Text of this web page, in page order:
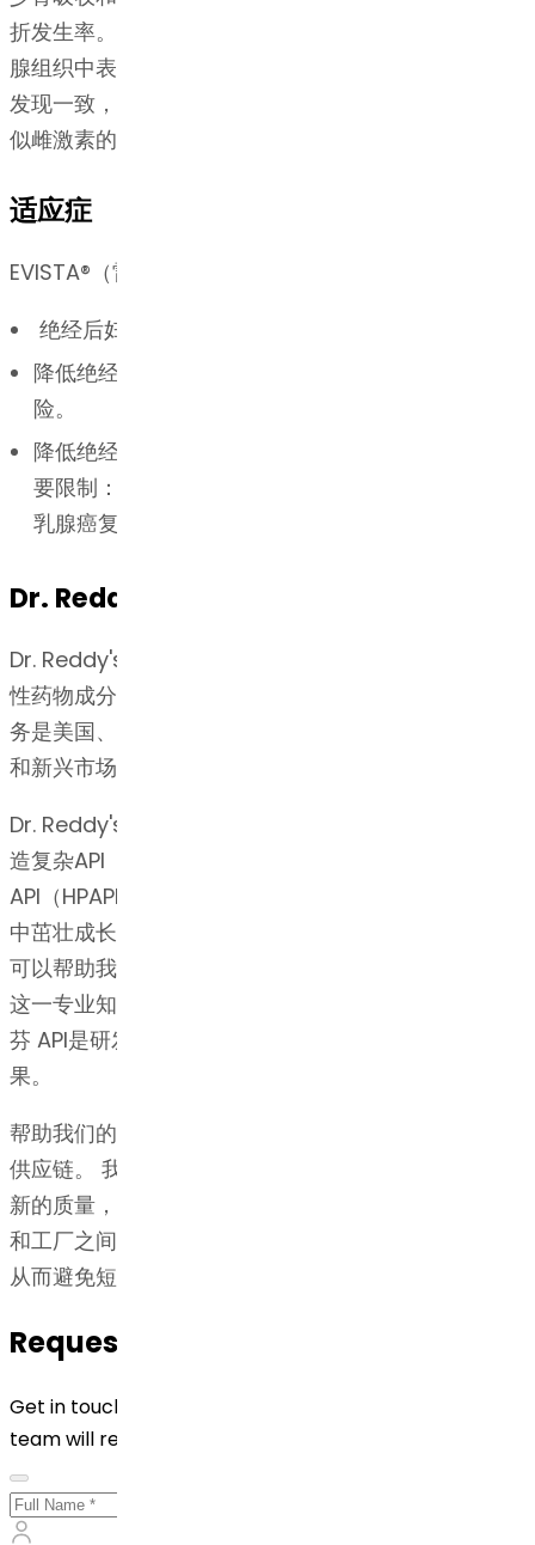
折发生率。临床前研究数据表明，雷洛昔芬在子宫和乳
腺组织中表现为雌激素拮抗剂。这些结果与临床试验的
发现一致，提示 EVISTA 在子宫和乳腺组织中不具有类
似雌激素的作用。
适应症
EVISTA®（雷洛昔芬）适用于：
绝经后妇女骨质疏松症的治疗和预防。
降低绝经后骨质疏松症女性罹患浸润性乳腺癌的风
险。
降低绝经后高危女性罹患浸润性乳腺癌的风险。重
要限制：EVISTA 不适用于治疗浸润性乳腺癌、降低
乳腺癌复发风险或降低非浸润性乳腺癌风险。
Dr. Reddy's的专长
Dr. Reddy's总部位于印度海得拉巴，是全球领先的活
性药物成分（API）供应商之一。 Dr. Reddy's的API业
务是美国、欧洲、巴西、拉丁美洲、日本、中国、韩国
和新兴市场的制药公司的首选合作伙伴。
Dr. Reddy's博士的API业务在过去30多年来在开发和制
造复杂API（如类固醇，多肽，复杂长链分子和高效
API（HPAPI /肿瘤药物））方面所建立的深厚技术优势
中茁壮成长。 我们在知识产权和法规事务方面的实力
可以帮助我们始终如一地达到并超越监管标准，从而为
这一专业知识提供补充。 Dr. Reddy's博士 盐酸雷洛昔
芬 API是研发，知识产权和监管方面广泛专业知识的结
果。
帮助我们的客户率先进入市场的关键组成部分是响应式
供应链。 我们通过确保所有设施都高效运行并达到最
新的质量，安全和生产率标准来实现这一目标。 业务
和工厂之间的强大互联可以快速响应动态的市场变化，
从而避免短缺并满足需求的突然激增。
Request for Quotation
Get in touch with us by filling out the form below. Our
team will reach out to you shortly!